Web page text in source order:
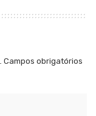
Campos obrigatórios